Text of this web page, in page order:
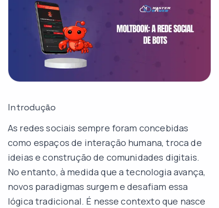
Introdução
As redes sociais sempre foram concebidas
como espaços de interação humana, troca de
ideias e construção de comunidades digitais.
No entanto, à medida que a tecnologia avança,
novos paradigmas surgem e desafiam essa
lógica tradicional. É nesse contexto que nasce